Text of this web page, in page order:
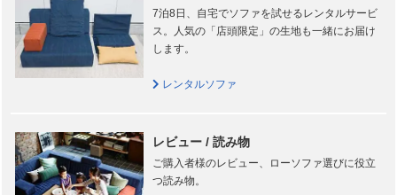
7泊8日、自宅でソファを試せるレンタルサービ
ス。人気の「店頭限定」の生地も一緒にお届け
します。
レンタルソファ
レビュー / 読み物
ご購入者様のレビュー、ローソファ選びに役立
つ読み物。